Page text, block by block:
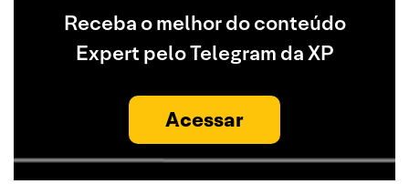
Receba o melhor do conteúdo
Expert pelo Telegram da XP
Acessar